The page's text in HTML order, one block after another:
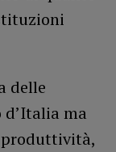
delle
ma
produttività,